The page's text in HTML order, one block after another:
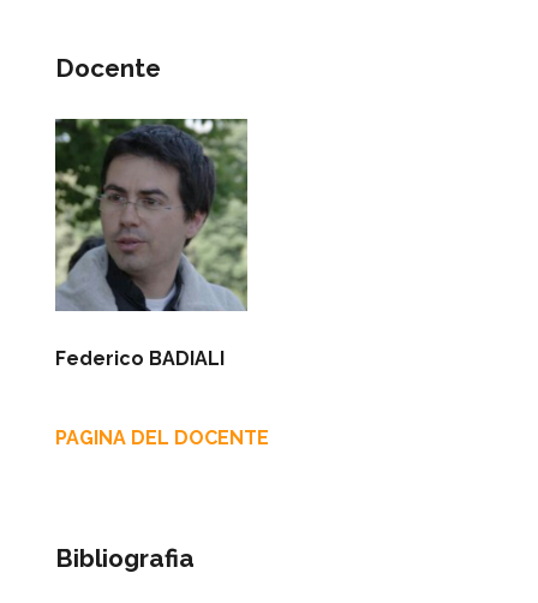
Docente
Federico BADIALI
PAGINA DEL DOCENTE
Bibliografia